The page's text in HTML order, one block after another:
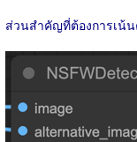
ส่วนสำคัญที่ต้องการเน้